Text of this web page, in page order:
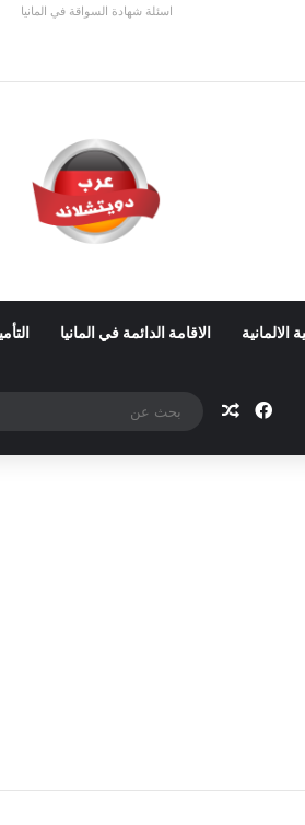
اسئلة شهادة السواقة في المانيا
الأجور والشروط
الالمانية الاقامة الدائمة في المانيا
فيسبوكمقال عشوائي